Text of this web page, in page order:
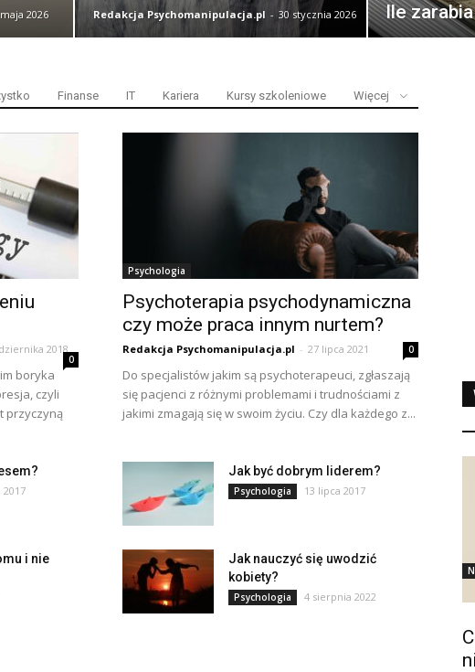
2026 Redakcja Psychomanipulacja.pl - 30 stycznia 2026 Ile
Finanse IT Kariera Kursy szkoleniowe Więcej
2018
0
boryka
czyli
przyczyną
Psychologia
Psychoterapia psychodynamiczna
czy może praca innym nurtem?
Redakcja Psychomanipulacja.pl - 27 lipca 2021 0
Do specjalistów jakim są psychoterapeuci, zgłaszają
się pacjenci z różnymi problemami i trudnościami z
jakimi zmagają się w swoim życiu. Czy dla każdego z...
2017
Jak być dobrym liderem?
Psychologia 13 lipca 2017
i nie
Jak nauczyć się uwodzić
kobiety?
Psychologia 4 sierpnia 2022